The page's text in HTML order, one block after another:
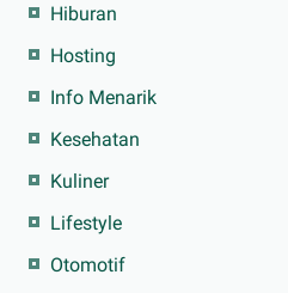
Hiburan
Hosting
Info Menarik
Kesehatan
Kuliner
Lifestyle
Otomotif